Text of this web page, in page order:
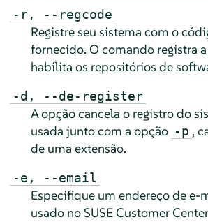
-r, --regcode
Registre seu sistema com o
fornecido. O comando registra
habilita os repositórios de
-d, --de-register
A opção cancela o registro do
usada junto com a opção -p ,
de uma extensão.
-e, --email
Especifique um endereço de e-
usado no SUSE Customer